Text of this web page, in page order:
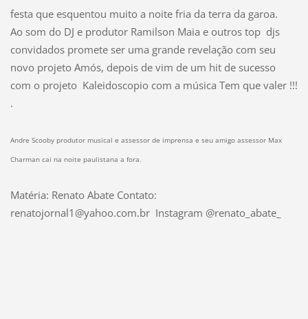
festa que esquentou muito a noite fria da terra da garoa.
Ao som do DJ e produtor Ramilson Maia e outros top djs
convidados promete ser uma grande revelação com seu
novo projeto Amós, depois de vim de um hit de sucesso
com o projeto Kaleidoscopio com a música Tem que valer !!!
.
Andre Scooby produtor musical e assessor de imprensa e seu amigo assessor Max
Charman cai na noite paulistana a fora.
Matéria: Renato Abate Contato:
renatojornal1@yahoo.com.br Instagram @renato_abate_